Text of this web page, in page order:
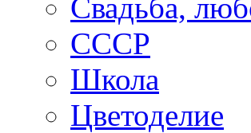
Свадьба,
СССР
Школа
Цветоделие